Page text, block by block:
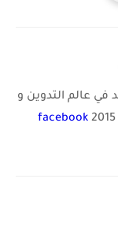
في عالم التدوين و
facebook